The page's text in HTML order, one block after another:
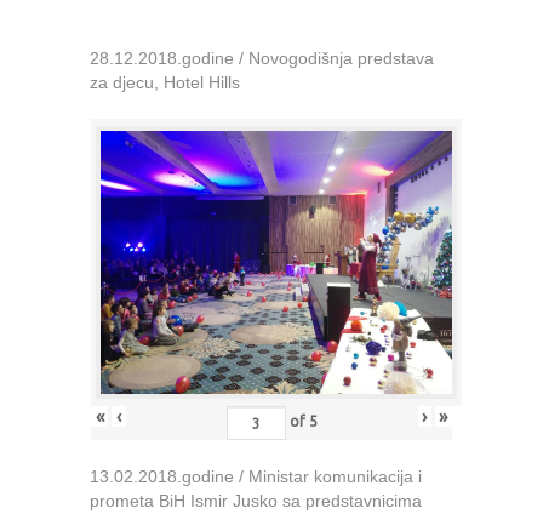
28.12.2018.godine / Novogodišnja predstava
za djecu, Hotel Hills
« ‹ of 5 › »
13.02.2018.godine / Ministar komunikacija i
prometa BiH Ismir Jusko sa predstavnicima